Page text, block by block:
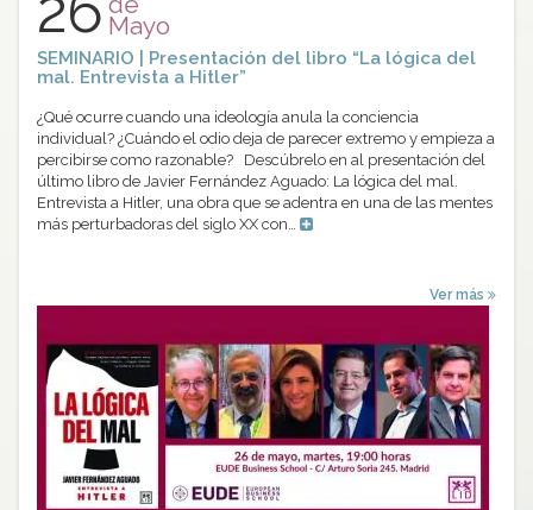
Mayo
SEMINARIO | Presentación del libro “La lógica del
mal. Entrevista a Hitler”
¿Qué ocurre cuando una ideología anula la conciencia
individual? ¿Cuándo el odio deja de parecer extremo y empieza a
percibirse como razonable? Descúbrelo en al presentación del
último libro de Javier Fernández Aguado: La lógica del mal.
Entrevista a Hitler, una obra que se adentra en una de las mentes
más perturbadoras del siglo XX con…
Ver más